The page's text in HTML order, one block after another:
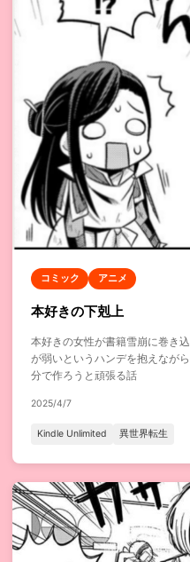
コミック アニメ
本好きの下剋上
本好きの女性が書籍雪崩に巻き
が弱いというハンデを抱えなが
分で作ろうと頑張る話
2025/4/7
Kindle Unlimited 異世界転生